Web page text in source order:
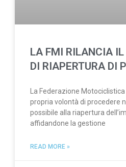
LA FMI RILANCIA IL
DI RIAPERTURA DI
La Federazione
propria volontà di procedere
possibile alla riapertura
affidandone la gestione
READ MORE »